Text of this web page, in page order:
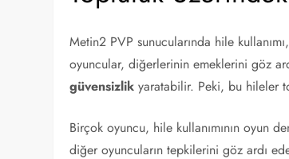
Metin2 PVP sunucularında hile
oyuncular, diğerlerinin emeklerini göz
güvensizlik yaratabilir. Peki, bu hileler
Birçok oyuncu, hile kullanımının oyun
diğer oyuncuların tepkilerini göz ardı